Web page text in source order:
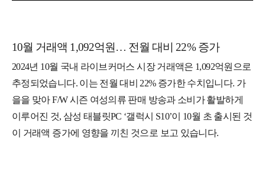
10월 거래액 1,092억원… 전월 대비 22% 증가
2024년 10월 국내 라이브커머스 시장 거래액은 1,092억원으로
추정되었습니다. 이는 전월 대비 22% 증가한 수치입니다. 가
을을 맞아 F/W 시즌 여성의류 판매 방송과 소비가 활발하게
이루어진 것, 삼성 태블릿PC ‘갤럭시 S10’이 10월 초 출시된 것
이 거래액 증가에 영향을 끼친 것으로 보고 있습니다.